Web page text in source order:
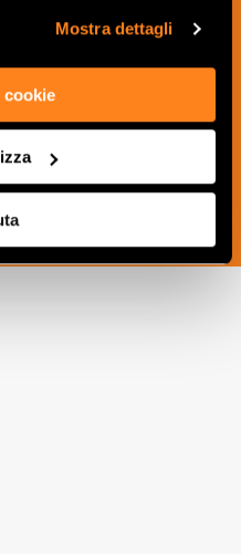
Mostra dettagli
cookie
newsletter pour
les mises à jour
relatives au
et du design